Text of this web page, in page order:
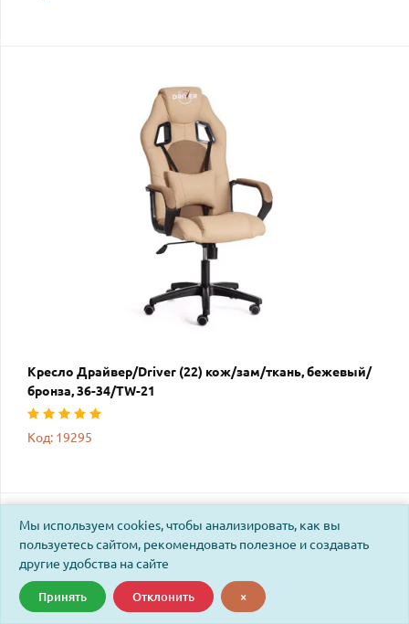
Кресло Драйвер/Driver (22) кож/зам/ткань, бежевый/
бронза, 36-34/TW-21
Код: 19295
Мы используем cookies, чтобы анализировать, как вы
пользуетесь сайтом, рекомендовать полезное и создавать
другие удобства на сайте
Принять Отклонить ×